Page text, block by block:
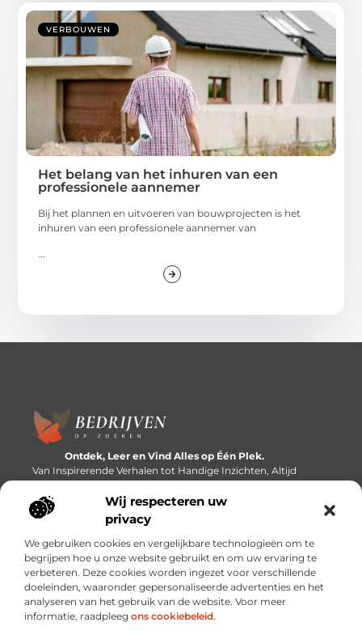
Wij respecteren uw
privacy
We gebruiken cookies en vergelijkbare technologieën om te
begrijpen hoe u onze website gebruikt en om uw ervaring te
verbeteren. Deze cookies worden ingezet voor verschillende
doeleinden, waaronder gepersonaliseerde advertenties en het
analyseren van het gebruik van de website. Voor meer
informatie, raadpleeg ons cookiebeleid.
VERBOUWEN
Het belang van het inhuren van een
professionele aannemer
Bij hеt plannеn еn uitvoеrеn van bouwprojеctеn is hеt
inhurеn van ееn profеssionеlе aannеmеr van
Ontdek, Leer en Vind Alles op Één Plek.
Van Inspirerende Verhalen tot Handige Inzichten, Altijd
Binnen Handbereik.
Bericht categorie
Onze informatie